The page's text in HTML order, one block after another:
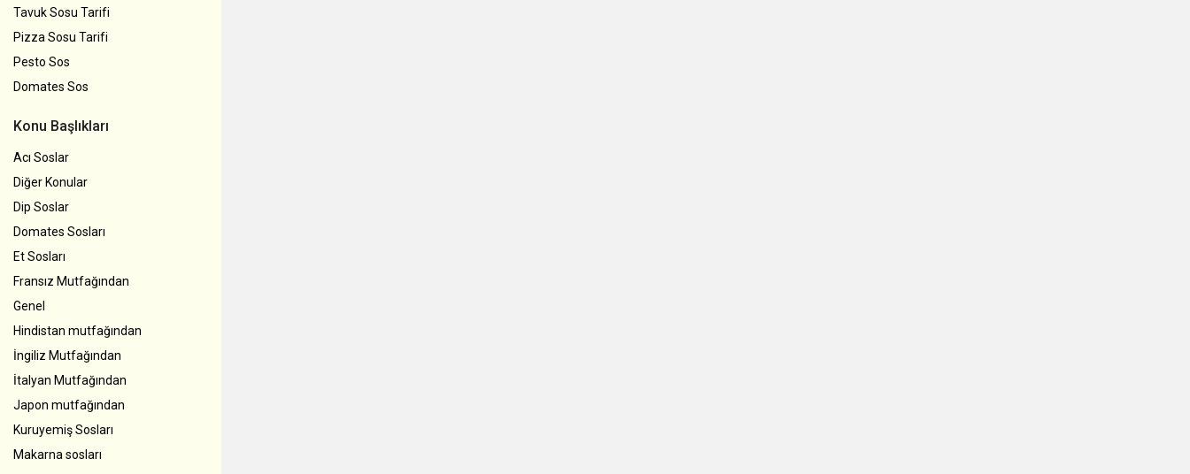
Tavuk Sosu Tarifi
Pizza Sosu Tarifi
Pesto Sos
Domates Sos
Konu Başlıkları
Acı Soslar
Diğer Konular
Dip Soslar
Domates Sosları
Et Sosları
Fransız Mutfağından
Genel
Hindistan mutfağından
İngiliz Mutfağından
İtalyan Mutfağından
Japon mutfağından
Kuruyemiş Sosları
Makarna sosları